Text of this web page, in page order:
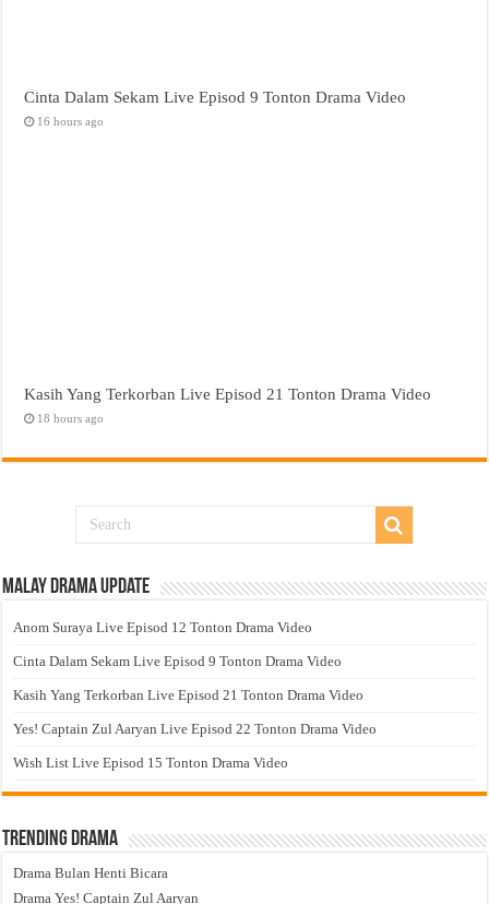
Cinta Dalam Sekam Live Episod 9 Tonton Drama Video
16 hours ago
Kasih Yang Terkorban Live Episod 21 Tonton Drama Video
18 hours ago
Malay Drama Update
Anom Suraya Live Episod 12 Tonton Drama Video
Cinta Dalam Sekam Live Episod 9 Tonton Drama Video
Kasih Yang Terkorban Live Episod 21 Tonton Drama Video
Yes! Captain Zul Aaryan Live Episod 22 Tonton Drama Video
Wish List Live Episod 15 Tonton Drama Video
Trending Drama
Drama Bulan Henti Bicara
Drama Yes! Captain Zul Aaryan